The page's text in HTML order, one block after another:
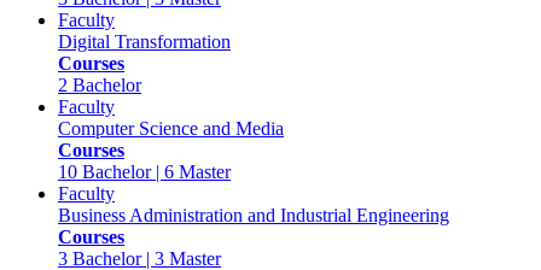
Faculty
Digital Transformation
Courses
2 Bachelor
Faculty
Computer Science and Media
Courses
10 Bachelor | 6 Master
Faculty
Business Administration and Industrial Engineering
Courses
3 Bachelor | 3 Master